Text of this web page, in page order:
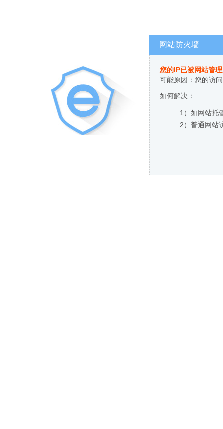
网站防火墙
您的IP已被网站管
可能原因：您的访
如何解决：
1）如网站托
2）普通网站